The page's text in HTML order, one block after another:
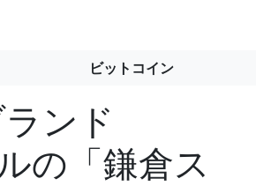
ビットコイン
ンド
の「鎌倉ス